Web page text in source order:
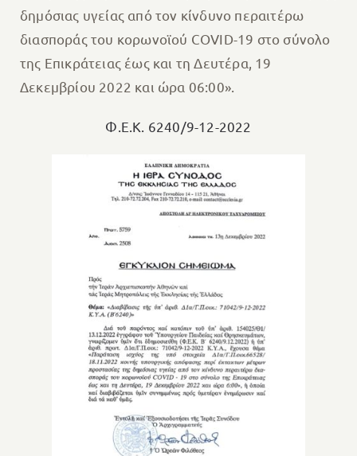
δημόσιας υγείας από τον κίνδυνο περαιτέρω
διασποράς του κορωνοϊού COVID-19 στο σύνολο
της Επικράτειας έως και τη Δευτέρα, 19
Δεκεμβρίου 2022 και ώρα 06:00».
Φ.Ε.Κ. 6240/9-12-2022